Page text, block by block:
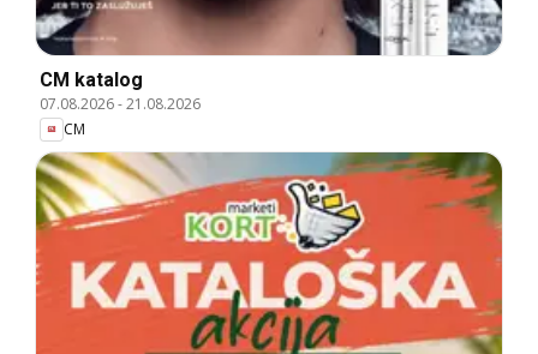
CM katalog
07.08.2026-21.08.2026
CM